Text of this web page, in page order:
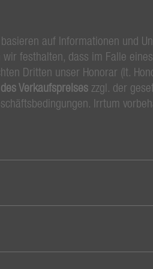
auf Informationen und
festhalten, dass im Falle
Dritten unser Honorar (lt.
Verkaufspreises zzgl. der
Irrtum